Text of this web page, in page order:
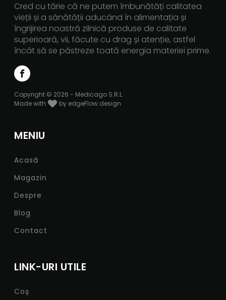
Cred cu tărie că ne putem îmbunătăți calitatea
vieții și a sănătății aducând în alimentația și
îngrijirea noastră zilnică produse de calitate
superioară, vii, făcute cu drag și atenție, astfel
încât să se păstreze toată energia materiei prime.
Copyright © 2026 - Medicago S.R.L.
Made with
by edgeFlow design
MENIU
Acasă
Magazin
Despre
Blog
Contact
LINK-URI UTILE
Coș